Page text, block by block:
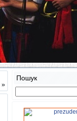
»
Пошук